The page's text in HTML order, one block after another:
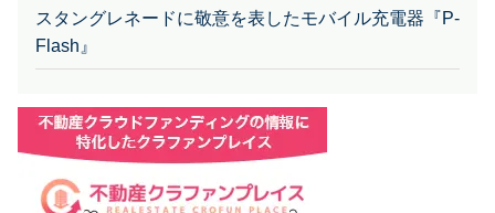
Flash』